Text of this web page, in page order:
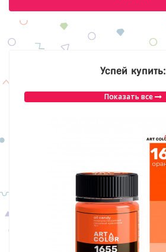
Успей купить:
Показать все